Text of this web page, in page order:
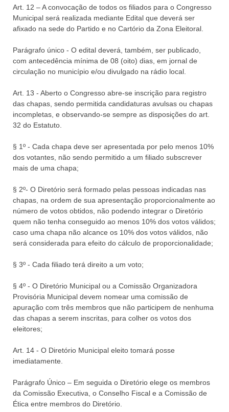
Art. 12 – A convocação de todos os filiados para o Congresso
Municipal será realizada mediante Edital que deverá ser
afixado na sede do Partido e no Cartório da Zona Eleitoral.
Parágrafo único - O edital deverá, também, ser publicado,
com antecedência mínima de 08 (oito) dias, em jornal de
circulação no município e/ou divulgado na rádio local.
Art. 13 - Aberto o Congresso abre-se inscrição para registro
das chapas, sendo permitida candidaturas avulsas ou chapas
incompletas, e observando-se sempre as disposições do art.
32 do Estatuto.
§ 1º - Cada chapa deve ser apresentada por pelo menos 10%
dos votantes, não sendo permitido a um filiado subscrever
mais de uma chapa;
§ 2º- O Diretório será formado pelas pessoas indicadas nas
chapas, na ordem de sua apresentação proporcionalmente ao
número de votos obtidos, não podendo integrar o Diretório
quem não tenha conseguido ao menos 10% dos votos válidos;
caso uma chapa não alcance os 10% dos votos válidos, não
será considerada para efeito do cálculo de proporcionalidade;
§ 3º - Cada filiado terá direito a um voto;
§ 4º - O Diretório Municipal ou a Comissão Organizadora
Provisória Municipal devem nomear uma comissão de
apuração com três membros que não participem de nenhuma
das chapas a serem inscritas, para colher os votos dos
eleitores;
Art. 14 - O Diretório Municipal eleito tomará posse
imediatamente.
Parágrafo Único – Em seguida o Diretório elege os membros
da Comissão Executiva, o Conselho Fiscal e a Comissão de
Ética entre membros do Diretório.